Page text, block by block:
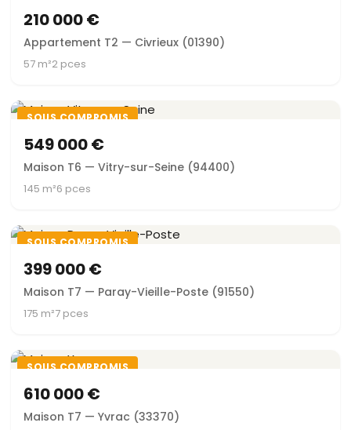
210 000 €
Appartement T2 — Civrieux (01390)
57 m²2 pces
SOUS COMPROMIS
549 000 €
Maison T6 — Vitry-sur-Seine (94400)
145 m²6 pces
SOUS COMPROMIS
399 000 €
Maison T7 — Paray-Vieille-Poste (91550)
175 m²7 pces
SOUS COMPROMIS
610 000 €
Maison T7 — Yvrac (33370)